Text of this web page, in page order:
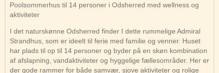
Poolsommerhus til 14 personer i Odsherred med wellness og
aktiviteter
I det naturskønne Odsherred finder I dette rummelige Admiral
Strandhus, som er ideelt til ferie med familie og venner. Huset
har plads til op til 14 personer og byder på en skøn kombination
af afslapning, vandaktiviteter og hyggelige fællesområder. Her er
der gode rammer for både samvær, sjove aktiviteter og rolige